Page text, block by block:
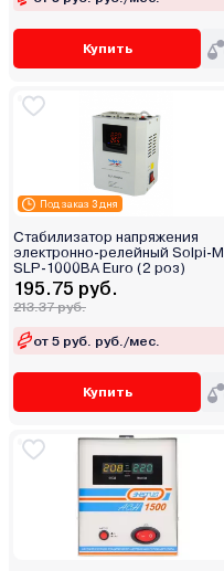
Купить
Под заказ 3 дня
Стабилизатор напряжения
электронно-релейный Solpi-M
SLP-1000ВА Euro (2 роз)
195.75 руб.
213.37 руб.
от 5 руб. руб./мес.
Купить